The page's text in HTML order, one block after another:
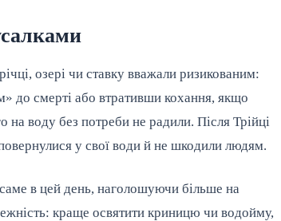
озері чи ставку вважали ризикованим:
до смерті або втративши кохання, якщо
на воду без потреби не радили. Після Трійці
у свої води й не шкодили людям.
в цей день, наголошуючи більше на
краще освятити криницю чи водойму,